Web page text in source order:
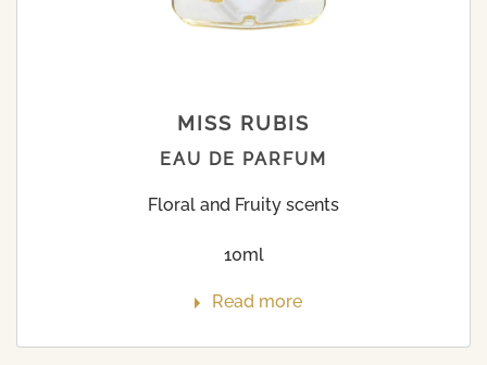
MISS RUBIS
EAU DE PARFUM
Floral and Fruity scents
10ml
Read more